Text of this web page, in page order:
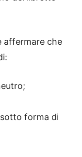
affermare che
forma di